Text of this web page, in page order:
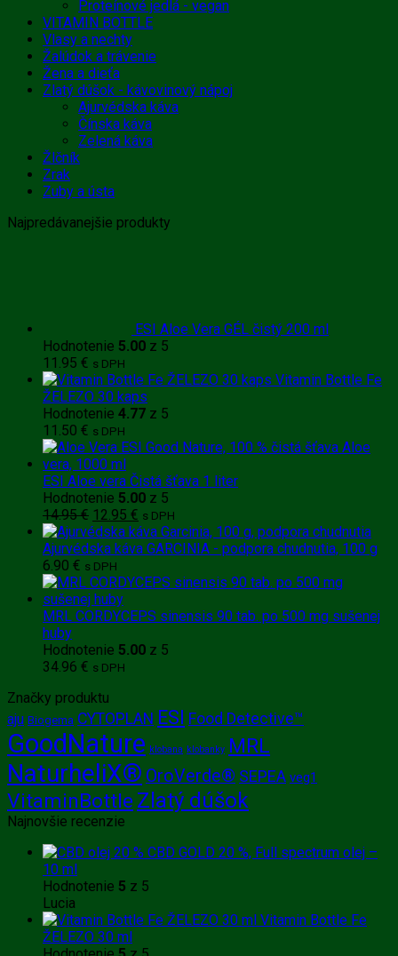
Proteínové jedlá - vegan
VITAMIN BOTTLE
Vlasy a nechty
Žalúdok a trávenie
Žena a dieťa
Zlatý dúšok - kávovinový nápoj
Ajurvédska káva
Čínska káva
Zelená káva
Žlčník
Zrak
Zuby a ústa
Najpredávanejšie produkty
ESI Aloe Vera GÉL čistý 200 ml
Hodnotenie 5.00 z 5
11.95 € s DPH
Vitamin Bottle Fe
ŽELEZO 30 kaps
Hodnotenie 4.77 z 5
11.50 € s DPH
ESI Aloe vera Čistá šťava 1 liter
Hodnotenie 5.00 z 5
14.95€ Pôvodná
cena
bola:
14.95 €.
12.95 € Aktuálna
cena
je:
s DPH
Ajurvédska káva GARCINIA - podpora chudnutia, 100 g
6.90 € s DPH
MRL CORDYCEPS sinensis 90 tab. po 500 mg sušenej
huby
Hodnotenie 5.00 z 5
34.96 € s DPH
Značky produktu
aju Biogema CYTOPLAN ESI Food Detective™
GoodNature klobana klobanky MRL
NaturheliX® OroVerde® SEPEA veg1
VitaminBottle Zlatý dúšok
Najnovšie recenzie
CBD GOLD 20 %, Full spectrum olej –
10 ml
Hodnotenie 5 z 5
Lucia
Vitamin Bottle Fe
ŽELEZO 30 ml